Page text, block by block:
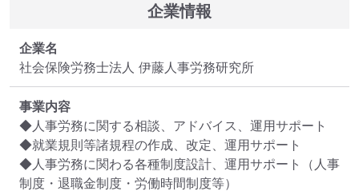
企業情報
企業名
社会保険労務士法人 伊藤人事労務研究所
事業内容
◆人事労務に関する相談、アドバイス、運用サポート
◆就業規則等諸規程の作成、改定、運用サポート
◆人事労務に関わる各種制度設計、運用サポート（人事
制度・退職金制度・労働時間制度等）